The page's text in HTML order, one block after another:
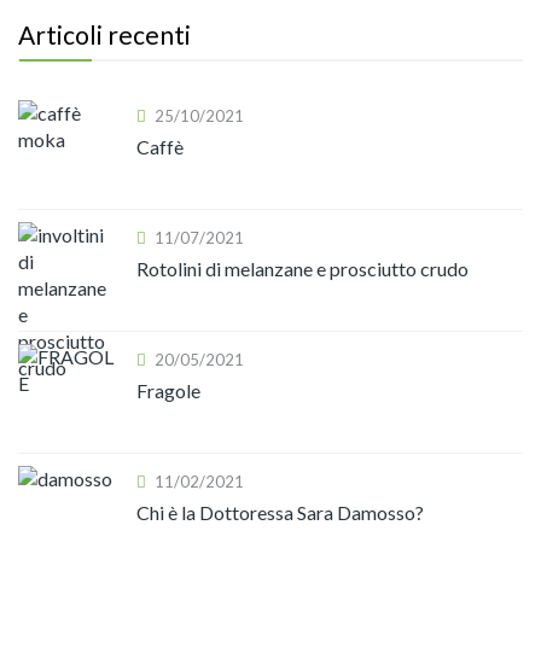
Articoli recenti
25/10/2021
Caffè
11/07/2021
Rotolini di melanzane e prosciutto crudo
20/05/2021
Fragole
11/02/2021
Chi è la Dottoressa Sara Damosso?